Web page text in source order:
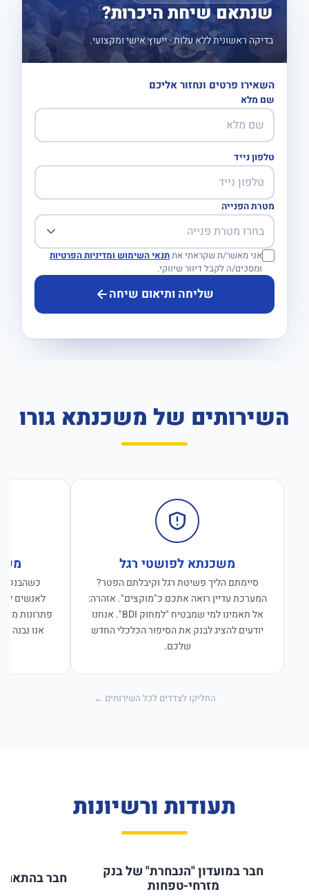
שנתאם שיחת היכרות?
בדיקה ראשונית ללא עלות · ייעוץ אישי ומקצועי.
השאירו פרטים ונחזור אליכם
שם מלא
טלפון נייד
מטרת הפנייה
אני מאשר/ת שקראתי אתתנאי השימוש ומדיניות הפרטיות
ומסכים/ה לקבל דיוור שיווקי.
שליחה ותיאום שיחה
השירותים של משכנתא גורו
משכנתא לפושטי רגל
סיימתם הליך פשיטת רגל וקיבלתם הפטר?
המערכת עדיין רואה אתכם כ"מוקצים". אזהרה:
אל תאמינו למי שמבטיח "למחוק BDI". אנחנו
יודעים להציג לבנק את הסיפור הכלכלי החדש
שלכם.
לאנשים
פתרונות
אנו נבנה
החליקו לצדדים לכל השירותים ←
תעודות ורשיונות
חבר במועדון "הנבחרת" של בנק
מזרחי-טפחות חבר